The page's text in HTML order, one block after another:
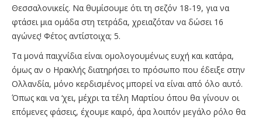
Θεσσαλονικείς. Να θυμίσουμε ότι τη σεζόν 18-19, για να
φτάσει μια ομάδα στη τετράδα, χρειαζόταν να δώσει 16
αγώνες! Φέτος αντίστοιχα; 5.
Τα μονά παιχνίδια είναι ομολογουμένως ευχή και κατάρα,
όμως αν ο Ηρακλής διατηρήσει το πρόσωπο που έδειξε στην
Ολλανδία, μόνο κερδισμένος μπορεί να είναι από όλο αυτό.
Όπως και να ‘χει, μέχρι τα τέλη Μαρτίου όπου θα γίνουν οι
επόμενες φάσεις, έχουμε καιρό, άρα λοιπόν μεγάλο ρόλο θα